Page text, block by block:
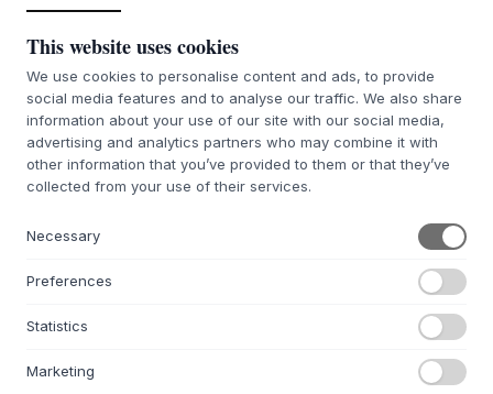
Pedido pendiente aprox. 9-21 días de plazo
DESCRIPCIÓN
El banco Baenk de Hübsches un hermoso ejemplo de
la belleza inherente de los materiales. El banco es un
y combina roble macizo con
chapa de roble y MDF en una construcción armoniosa. El
acabado natural realza el cálido brillo y las finas vetas de
la madera sin ocultar su carácter, y el roble certificado
FSC atestigua un enfoque considerado en la selección de
materiales. Las líneas limpias y la sólida artesanía del
This website uses cookies
We use cookies to personalise content and ads, to provide
social media features and to analyse our traffic. We also share
information about your use of our site with our social media,
advertising and analytics partners who may combine it with
other information that you’ve provided to them or that they’ve
collected from your use of their services.
Necessary
Preferences
Statistics
Marketing